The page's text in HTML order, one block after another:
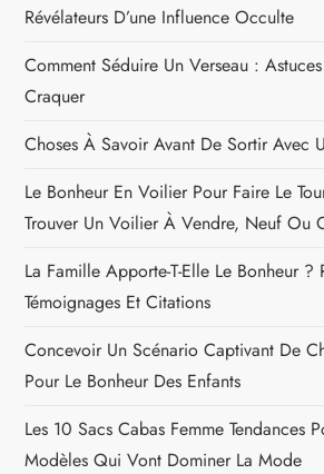
Révélateurs D’une Influence Occulte
Comment Séduire Un Verseau :
Craquer
Choses À Savoir Avant De Sortir Avec
Le Bonheur En Voilier Pour Faire Le
Trouver Un Voilier À Vendre, Neuf Ou
La Famille Apporte-T-Elle Le Bonheur ?
Témoignages Et Citations
Concevoir Un Scénario Captivant De
Pour Le Bonheur Des Enfants
Les 10 Sacs Cabas Femme Tendances
Modèles Qui Vont Dominer La Mode